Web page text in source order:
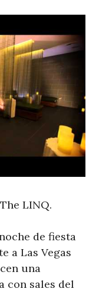
LINQ.
de fiesta
a Las Vegas
una
con sales del